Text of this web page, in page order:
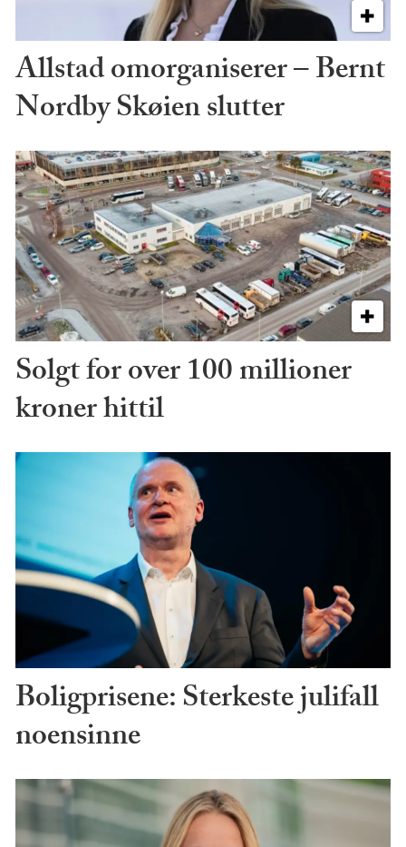
Allstad omorganiserer – Bernt
Nordby Skøien slutter
Solgt for over 100 millioner
kroner hittil
Boligprisene: Sterkeste julifall
noensinne